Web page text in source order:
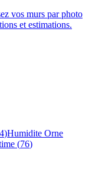
vos murs par photo
et estimations.
)Humidite Orne
(76)